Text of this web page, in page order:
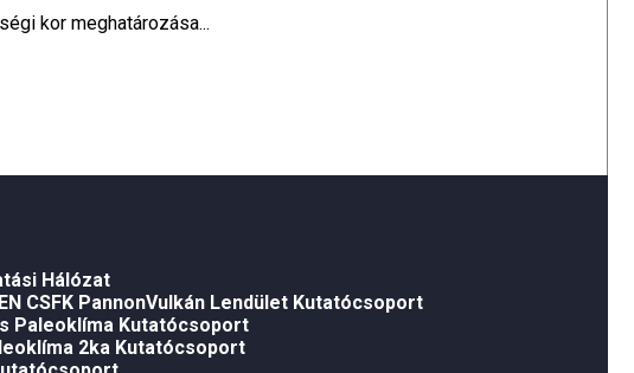
kor meghatározása...
Hálózat
CSFK PannonVulkán Lendület Kutatócsoport
Paleoklíma Kutatócsoport
2ka Kutatócsoport